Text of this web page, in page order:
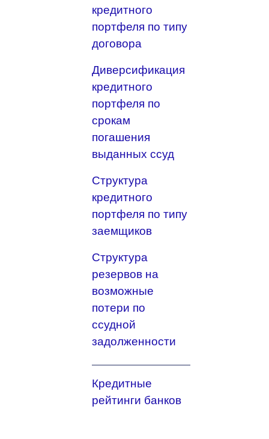
кредитного
портфеля по типу
договора
Диверсификация
кредитного
портфеля по
срокам
погашения
выданных ссуд
Структура
кредитного
портфеля по типу
заемщиков
Структура
резервов на
возможные
потери по
ссудной
задолженности
Кредитные
рейтинги банков